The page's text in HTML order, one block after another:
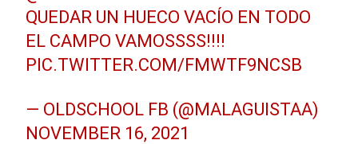
QUEDAR UN HUECO VACÍO EN TODO
EL CAMPO VAMOSSSS!!!!
PIC.TWITTER.COM/FMWTF9NCSB
— OLDSCHOOL FB (@MALAGUISTAA)
NOVEMBER 16, 2021